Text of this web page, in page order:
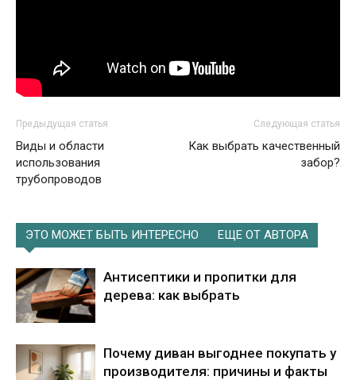
Предыдущая статья
Виды и области
использования
трубопроводов
Следующая статья
Как выбрать качественный
забор?
ЭТО МОЖЕТ БЫТЬ ИНТЕРЕСНО ЕЩЕ ОТ АВТОРА
Антисептики и пропитки для
дерева: как выбрать
Почему диван выгоднее покупать у
производителя: причины и факты